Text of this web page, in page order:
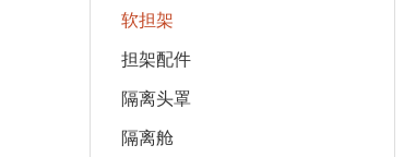
软担架
担架配件
隔离头罩
隔离舱